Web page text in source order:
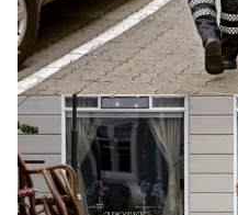
Segir íslensk fyrirtæki
vera ekki í ESB